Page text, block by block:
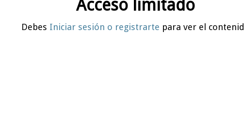
Acceso limitado
Debes Iniciar sesión o registrarte para ver el